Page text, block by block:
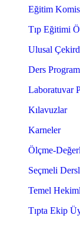
Eğitim
Tıp Eğitimi
Ulusal
Ders
Laboratuvar
Kılavuzlar
Karneler
Ölçme-
Seçmeli
Temel
Tıpta Ekip